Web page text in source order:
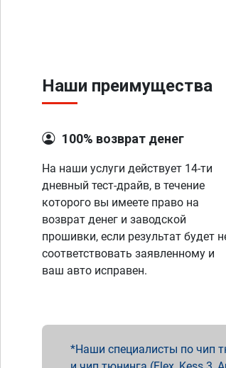
Наши преимущества
100% возврат денег
На наши услуги действует 14-ти
дневный тест-драйв, в течение
которого вы имеете право на
возврат денег и заводской
прошивки, если результат будет
соответствовать заявленному и
ваш авто исправен.
Наши специалисты по чип